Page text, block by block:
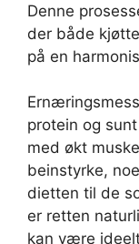
Denne
der både
på en
protein og
med økt
beinstyrke,
dietten til de
er retten
kan være